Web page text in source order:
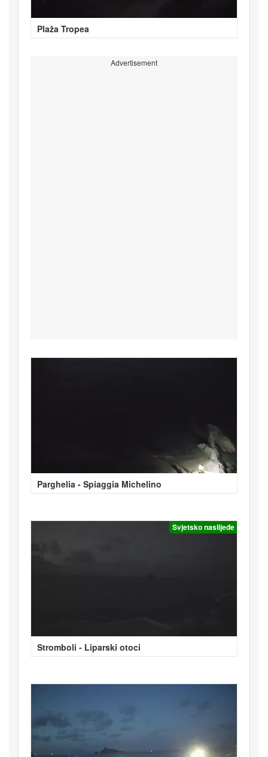
Plaža Tropea
Advertisement
Parghelia - Spiaggia Michelino
Svjetsko naslijeđe
Stromboli - Liparski otoci